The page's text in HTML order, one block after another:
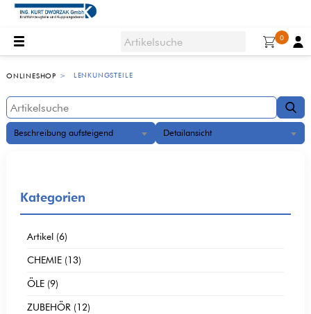
0
ONLINESHOP LENKUNGSTEILE
Beschreibung aufsteigend Detailansicht
Kategorien
Artikel (6)
CHEMIE (13)
ÖLE (9)
ZUBEHÖR (12)